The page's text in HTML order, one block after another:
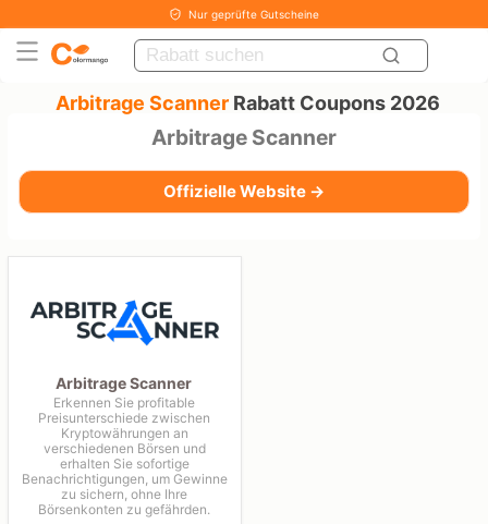
Nur geprüfte Gutscheine
Arbitrage ScannerRabatt Coupons 2026
Arbitrage Scanner
Offizielle Website →
Arbitrage Scanner
Erkennen Sie profitable
Preisunterschiede zwischen
Kryptowährungen an
verschiedenen Börsen und
erhalten Sie sofortige
Benachrichtigungen, um Gewinne
zu sichern, ohne Ihre
Börsenkonten zu gefährden.